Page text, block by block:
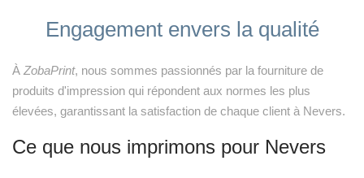
Engagement envers la qualité
À ZobaPrint, nous sommes passionnés par la fourniture de
produits d'impression qui répondent aux normes les plus
élevées, garantissant la satisfaction de chaque client à Nevers.
Ce que nous imprimons pour Nevers